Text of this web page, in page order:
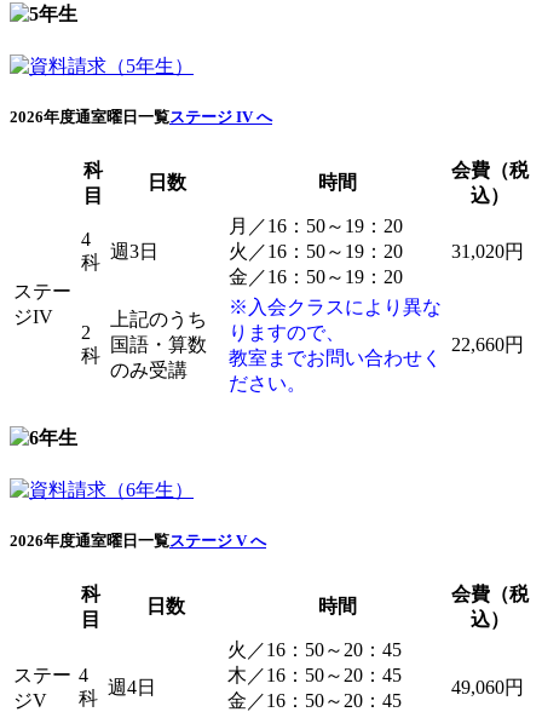
2026年度通室曜日一覧ステージ IV へ
科
目
日数 時間
会費（税
込）
ステー
ジIV
4
科
週3日
月／16：50～19：20
火／16：50～19：20
金／16：50～19：20
31,020円
2
科
上記のうち
国語・算数
のみ受講
※入会クラスにより異な
りますので、
教室までお問い合わせく
ださい。
22,660円
2026年度通室曜日一覧ステージ V へ
科
目
日数 時間
会費（税
込）
ステー
ジV
4
科
週4日
火／16：50～20：45
木／16：50～20：45
金／16：50～20：45
49,060円